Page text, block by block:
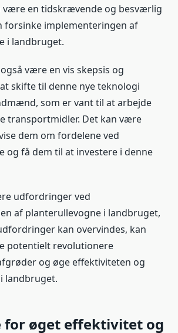
være en tidskrævende og besværlig
forsinke implementeringen af
i landbruget.
være en vis skepsis og
skifte til denne nye teknologi
som er vant til at arbejde
transportmidler. Det kan være
dem om fordelene ved
og få dem til at investere i denne
udfordringer ved
af planterullevogne i landbruget,
kan overvindes, kan
potentielt revolutionere
og øge effektiviteten og
landbruget.
for øget effektivitet og